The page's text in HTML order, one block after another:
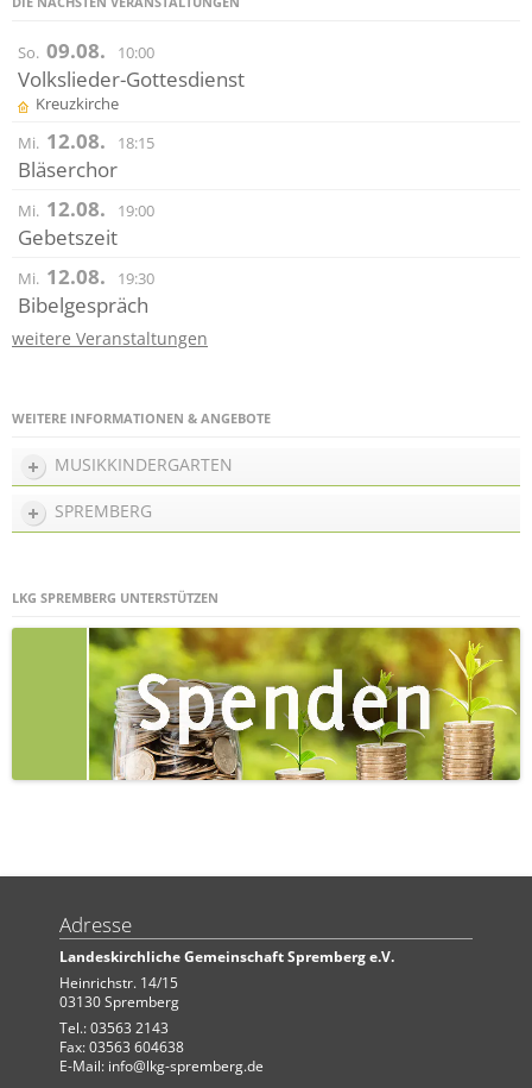
So. 09.08. 10:00
Volkslieder-Gottesdienst
Kreuzkirche
Mi. 12.08. 18:15
Bläserchor
Mi. 12.08. 19:00
Gebetszeit
Mi. 12.08. 19:30
Bibelgespräch
weitere Veranstaltungen
WEITERE INFORMATIONEN & ANGEBOTE
MUSIKKINDERGARTEN
SPREMBERG
LKG SPREMBERG UNTERSTÜTZEN
Adresse
Landeskirchliche Gemeinschaft Spremberg e.V.
Heinrichstr. 14/15
03130 Spremberg
Tel.: 03563 2143
Fax: 03563 604638
E-Mail: info@lkg-spremberg.de